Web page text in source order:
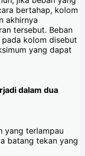
bertahap, kolom
akhirnya
tersebut. Beban
kolom disebut
yang dapat
dalam dua
yang terlampau
batang tekan yang